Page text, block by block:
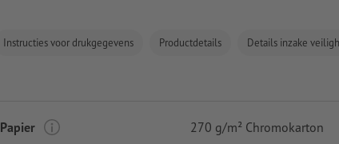
Instructies voor drukgegevens Productdetails Details inzake
Papier 270 g/m² Chromokarton